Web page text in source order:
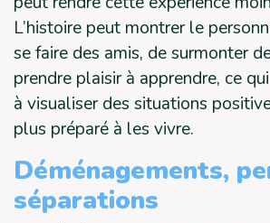
L’histoire peut montrer le
se faire des amis, de surmonter
prendre plaisir à apprendre, ce
à visualiser des situations
plus préparé à les vivre.
Déménagements,
séparations